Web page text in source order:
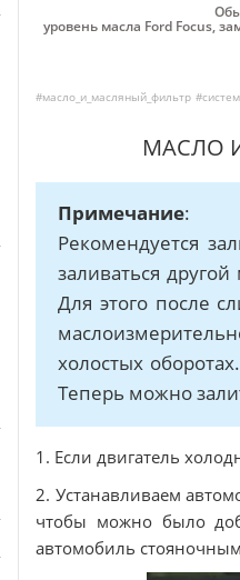
уровень масла Ford Focus,
#масло_и_масляный_фильтр
МАСЛО
Примечание:
Рекомендуется
заливаться
Для этого после
холостых
Теперь можно
1. Если двигатель
2. Устанавливаем
чтобы можно было
автомобиль